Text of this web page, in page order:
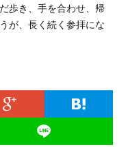
歩き、手を合わせ、帰
が、長く続く参拝にな